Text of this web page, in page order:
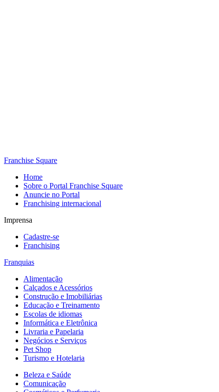
Franchise Square
Home
Sobre o Portal Franchise Square
Anuncie no Portal
Franchising internacional
Imprensa
Cadastre-se
Franchising
Franquias
Alimentação
Calçados e Acessórios
Construção e Imobiliárias
Educação e Treinamento
Escolas de idiomas
Informática e Eletrônica
Livraria e Papelaria
Negócios e Serviços
Pet Shop
Turismo e Hotelaria
Beleza e Saúde
Comunicação